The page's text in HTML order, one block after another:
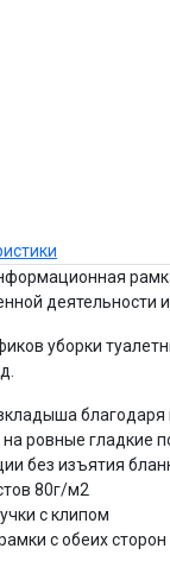
деятельности
уборки
благодаря
ровные гладкие
без изъятия
80г/м2
с клипом
с обеих сторон